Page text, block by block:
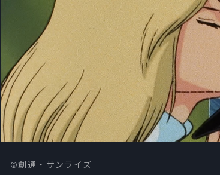
©創通・サンライズ